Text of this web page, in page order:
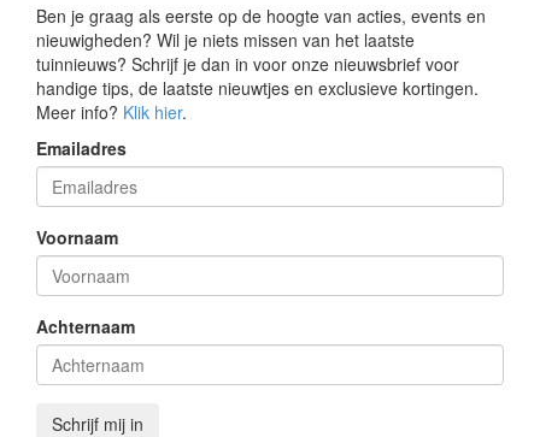
Ben je graag als eerste op de hoogte van acties, events en
nieuwigheden? Wil je niets missen van het laatste
tuinnieuws? Schrijf je dan in voor onze nieuwsbrief voor
handige tips, de laatste nieuwtjes en exclusieve kortingen.
Meer info? Klik hier.
Emailadres
Voornaam
Achternaam
Schrijf mij in